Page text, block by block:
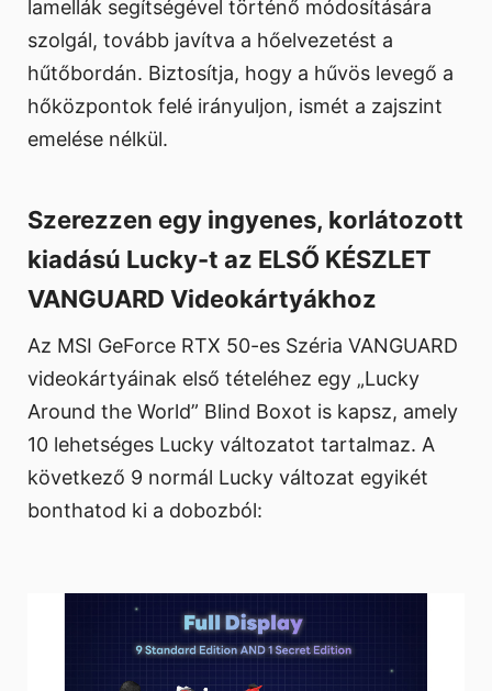
lamellák segítségével történő módosítására
szolgál, tovább javítva a hőelvezetést a
hűtőbordán. Biztosítja, hogy a hűvös levegő a
hőközpontok felé irányuljon, ismét a zajszint
emelése nélkül.
Szerezzen egy ingyenes, korlátozott
kiadású Lucky-t az ELSŐ KÉSZLET
VANGUARD Videokártyákhoz
Az MSI GeForce RTX 50-es Széria VANGUARD
videokártyáinak első tételéhez egy „Lucky
Around the World” Blind Boxot is kapsz, amely
10 lehetséges Lucky változatot tartalmaz. A
következő 9 normál Lucky változat egyikét
bonthatod ki a dobozból: